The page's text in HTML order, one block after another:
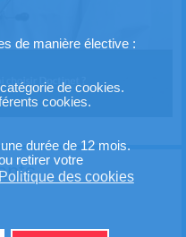
de manière élective :
de cookies.
cookies.
durée de 12 mois.
retirer votre
Politique des cookies